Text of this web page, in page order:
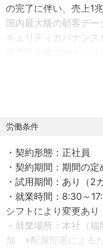
の完了に伴い、売上1
国内最大級の顧客デ
キュリティガバナンス
下記のような業務を想
・統合セキュリティポ
新ガバナンス基準の
行、コンプライアンス
・統合プロセスにお
インシデント防止策
・グループ横断SOC/
内製部隊と外部パー
労働条件
・契約形態：正社員
・契約期間：期間の定
・試用期間：あり（2
・就業時間：8:30～
シフトにより変更あり
・就業場所：本社（
舗 ※配属部署による